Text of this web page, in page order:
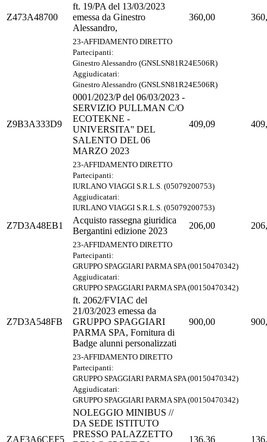
Z473A48700
ft. 19/PA del 13/03/2023
emessa da Ginestro
Alessandro,
360,00
23-AFFIDAMENTO DIRETTO
Partecipanti:
Ginestro Alessandro (GNSLSN81R24E506R)
Aggiudicatari:
Ginestro Alessandro (GNSLSN81R24E506R)
Z9B3A333D9
0001/2023/P del 06/03/2023 -
SERVIZIO PULLMAN C/O
ECOTEKNE -
UNIVERSITA'' DEL
SALENTO DEL 06
MARZO 2023
409,09
23-AFFIDAMENTO DIRETTO
Partecipanti:
IURLANO VIAGGI S.R.L.S. (05079200753)
Aggiudicatari:
IURLANO VIAGGI S.R.L.S. (05079200753)
Z7D3A48EB1
Acquisto rassegna giuridica
Bergantini edizione 2023
206,00
23-AFFIDAMENTO DIRETTO
Partecipanti:
GRUPPO SPAGGIARI PARMA SPA (00150470342)
Aggiudicatari:
GRUPPO SPAGGIARI PARMA SPA (00150470342)
Z7D3A548FB
ft. 2062/FVIAC del
21/03/2023 emessa da
GRUPPO SPAGGIARI
PARMA SPA, Fornitura di
Badge alunni personalizzati
900,00
23-AFFIDAMENTO DIRETTO
Partecipanti:
GRUPPO SPAGGIARI PARMA SPA (00150470342)
Aggiudicatari:
GRUPPO SPAGGIARI PARMA SPA (00150470342)
ZAF3A6CEF5
NOLEGGIO MINIBUS //
DA SEDE ISTITUTO
PRESSO PALAZZETTO
136,36